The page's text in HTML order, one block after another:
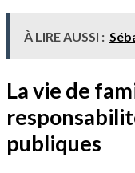
À LIRE AUSSI :
La vie de
publiques